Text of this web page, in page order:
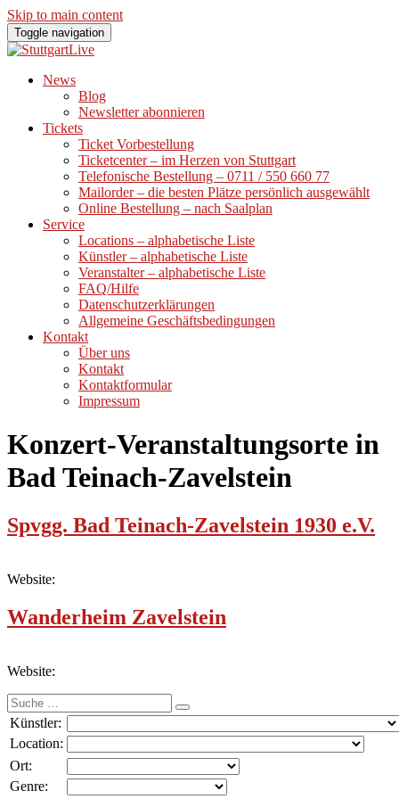
Skip to main content
Toggle navigation
News
Blog
Newsletter abonnieren
Tickets
Ticket Vorbestellung
Ticketcenter – im Herzen von Stuttgart
Telefonische Bestellung – 0711 / 550 660 77
Mailorder – die besten Plätze persönlich ausgewählt
Online Bestellung – nach Saalplan
Service
Locations – alphabetische Liste
Künstler – alphabetische Liste
Veranstalter – alphabetische Liste
FAQ/Hilfe
Datenschutzerklärungen
Allgemeine Geschäftsbedingungen
Kontakt
Über uns
Kontakt
Kontaktformular
Impressum
Konzert-Veranstaltungsorte in
Bad Teinach-Zavelstein
Spvgg. Bad Teinach-Zavelstein 1930 e.V.
Website:
Wanderheim Zavelstein
Website:
Suche
nach:
Künstler:
Location:
Ort:
Genre: